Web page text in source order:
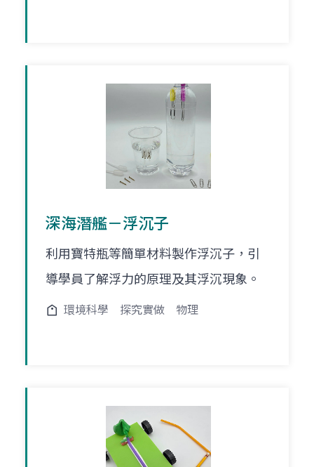
深海潛艦－浮沉子
利用寶特瓶等簡單材料製作浮沉子，引
導學員了解浮力的原理及其浮沉現象。
環境科學 探究實做 物理